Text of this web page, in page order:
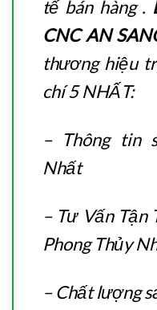
tế bán hàng .
CNC AN
thương hiệu
chí 5 NHẤT:
– Thông tin
Nhất
– Tư Vấn Tận
Phong Thủy
– Chất lượng